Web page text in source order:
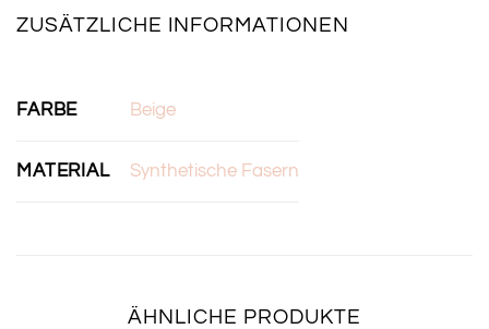
ZUSÄTZLICHE INFORMATIONEN
FARBE Beige
MATERIAL Synthetische Fasern
ÄHNLICHE PRODUKTE